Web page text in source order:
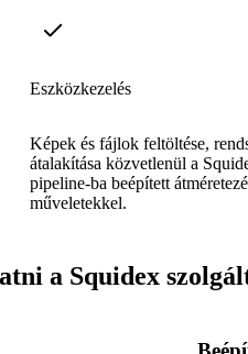
Eszközkezelés
Képek és fájlok feltöltése,
átalakítása közvetlenül a
pipeline-ba beépített
műveletekkel.
a Squidex